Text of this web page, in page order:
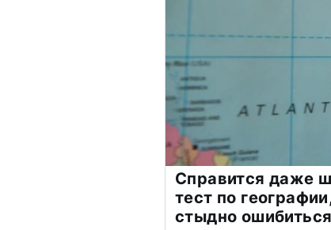
Справится даже
тест по
стыдно ошибиться